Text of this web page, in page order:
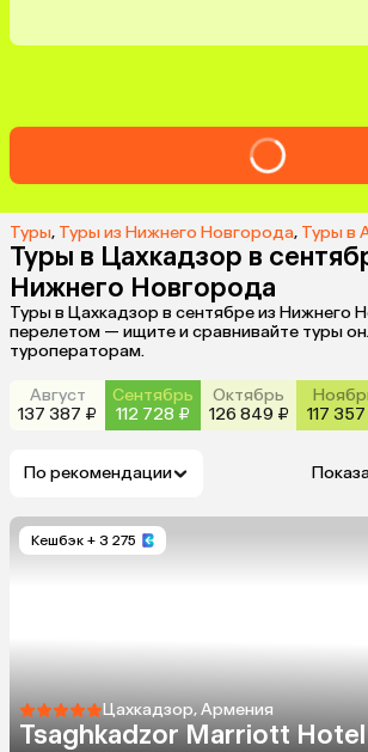
Туры, Туры из Нижнего Новгорода, Туры в
Туры в Цахкадзор в
Нижнего Новгорода
Туры в Цахкадзор в сентябре из Нижнего
перелетом — ищите и сравнивайте туры
туроператорам.
Август
137 387 ₽
Сентябрь
112 728 ₽
Октябрь
126 849 ₽
117
По рекомендации
Кешбэк + 3 275
Цахкадзор, Армения
Tsaghkadzor Marriott Hotel